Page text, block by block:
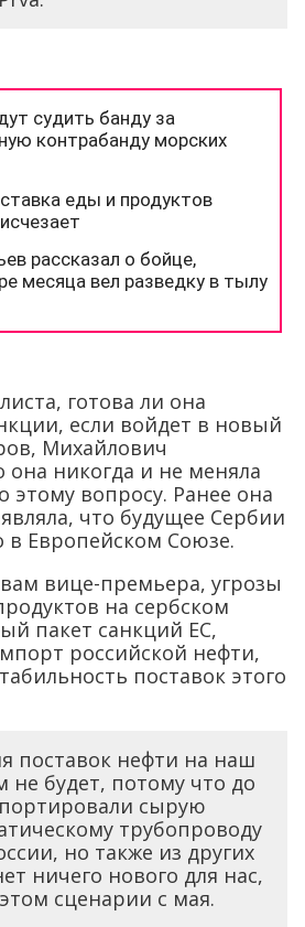
готова ли она
если войдет в новый
Михайлович
она никогда и не меняла
вопросу. Ранее она
что будущее Сербии
в Европейском Союзе.
вице-премьера, угрозы
на сербском
пакет санкций ЕС,
российской нефти,
поставок этого
поставок нефти на наш
будет, потому что до
сырую
трубопроводу
но также из других
ничего нового для нас,
сценарии с мая.